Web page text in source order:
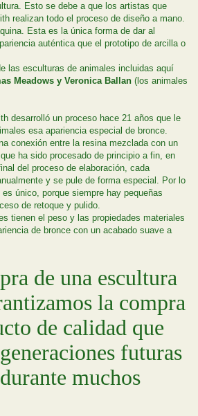
Esto se debe a que los artistas que
realizan todo el proceso de diseño a mano.
Esta es la única forma de dar al
auténtica que el prototipo de arcilla o
las esculturas de animales incluidas aquí
Meadows y Veronica Ballan (los animales
desarrolló un proceso hace 21 años que le
esa apariencia especial de bronce.
conexión entre la resina mezclada con un
ha sido procesado de principio a fin, en
del proceso de elaboración, cada
y se pule de forma especial. Por lo
único, porque siempre hay pequeñas
de retoque y pulido.
tienen el peso y las propiedades materiales
de bronce con un acabado suave a
de una escultura
la compra
de calidad que
futuras
muchos